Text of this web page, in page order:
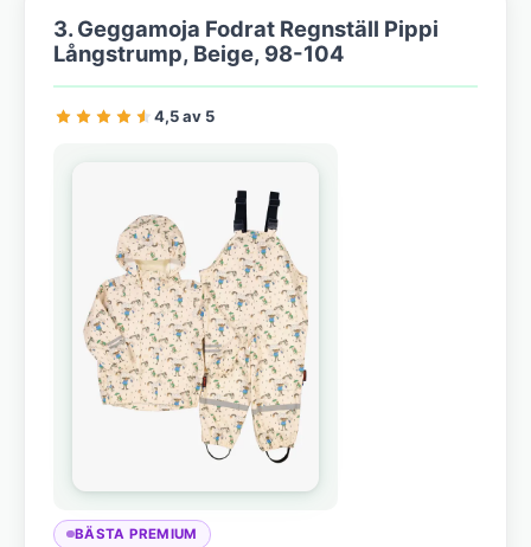
3. Geggamoja Fodrat Regnställ Pippi
Långstrump, Beige, 98-104
4,5 av 5
BÄSTA PREMIUM